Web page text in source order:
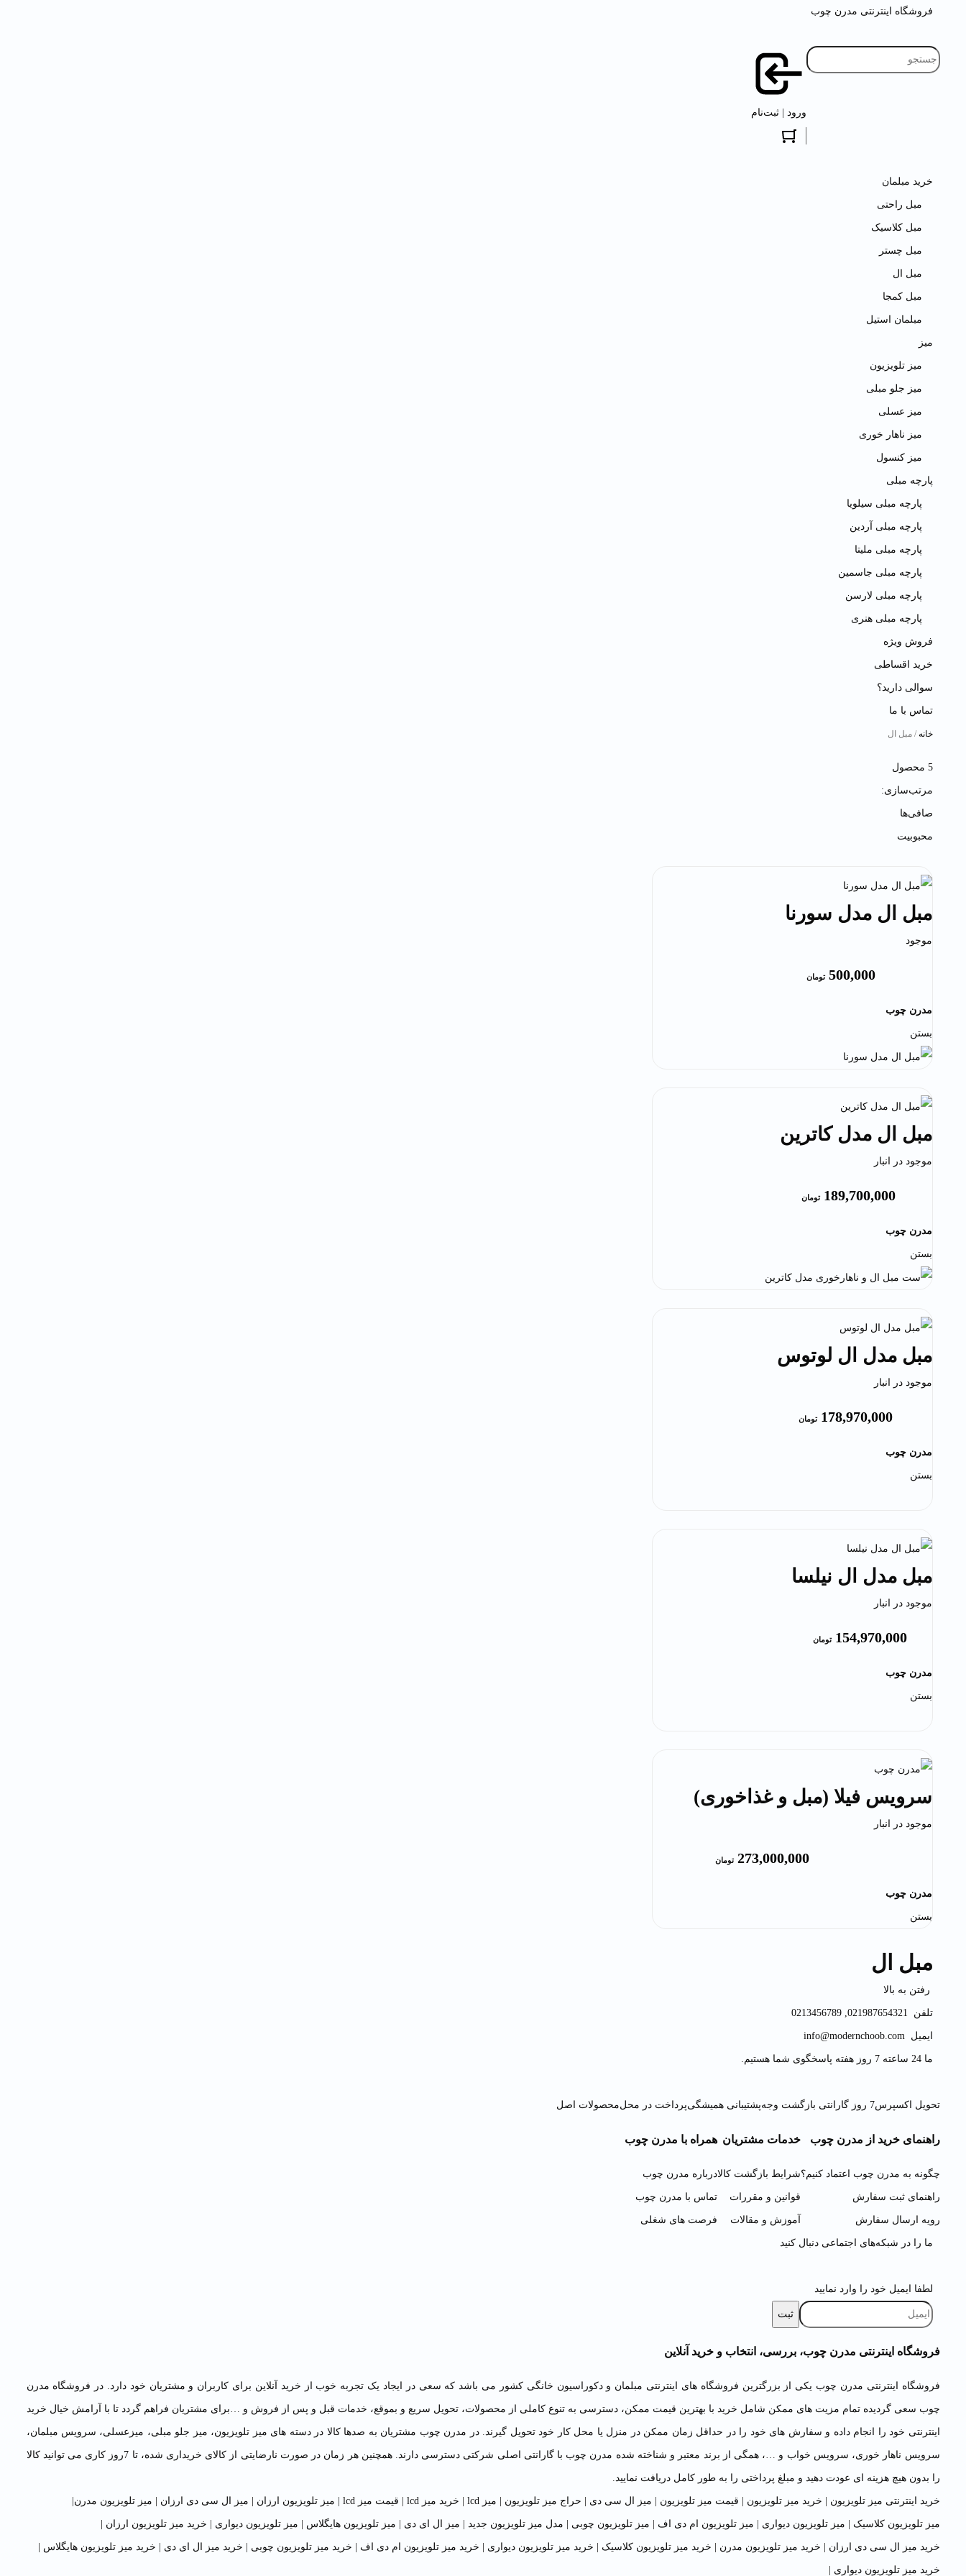
فروشگاه اینترنتی مدرن چوب
ورود | ثبت‌نام
خرید مبلمان
مبل راحتی
مبل کلاسیک
مبل چستر
مبل ال
مبل کمجا
مبلمان استیل
میز
میز تلویزیون
میز جلو مبلی
میز عسلی
میز ناهار خوری
میز کنسول
پارچه مبلی
پارچه مبلی سیلویا
پارچه مبلی آردین
پارچه مبلی ملیتا
پارچه مبلی جاسمین
پارچه مبلی لارسن
پارچه مبلی هنری
فروش ویژه
خرید اقساطی
سوالی دارید؟
تماس با ما
خانه/ مبل ال
5 محصول
مرتب‌سازی:
صافی‌ها
محبوبیت
مبل ال مدل سورنا
موجود
500,000 تومان
مدرن چوب
بستن
مبل ال مدل کاترین
موجود در انبار
189,700,000 تومان
مدرن چوب
بستن
مبل مدل ال لوتوس
موجود در انبار
178,970,000 تومان
مدرن چوب
بستن
مبل مدل ال نیلسا
موجود در انبار
154,970,000 تومان
مدرن چوب
بستن
سرویس فیلا (مبل و غذاخوری)
موجود در انبار
273,000,000 تومان
مدرن چوب
بستن
مبل ال
رفتن به بالا
تلفن 021987654321
,
0213456789
ایمیل info@modernchoob.com
ما 24 ساعته 7 روز هفته پاسخگوی شما هستیم.
تحویل اکسپرس7 روز گارانتی بازگشت وجه پشتیبانی همیشگیپرداخت در محلمحصولات اصل
راهنمای خرید از مدرن چوب
چگونه به مدرن چوب اعتماد کنیم؟
راهنمای ثبت سفارش
رویه ارسال سفارش
خدمات مشتریان
شرایط بازگشت کالا
قوانین و مقررات
آموزش و مقالات
همراه با مدرن چوب
درباره مدرن چوب
تماس با مدرن چوب
فرصت های شغلی
ما را در شبکه‌های اجتماعی دنبال کنید
لطفا ایمیل خود را وارد نمایید
فروشگاه اینترنتی مدرن چوب، بررسی، انتخاب و خرید آنلاین
فروشگاه اینترنتی مدرن چوب یکی از بزرگترین فروشگاه های اینترنتی مبلمان و دکوراسیون خانگی کشور می باشد که سعی در ایجاد یک تجربه خوب از خرید آنلاین برای کاربران و مشتریان خود دارد. در فروشگاه مدرن
چوب سعی گردیده تمام مزیت های ممکن شامل خرید با بهترین قیمت ممکن، دسترسی به تنوع کاملی از محصولات، تحویل سریع و بموقع، خدمات قبل و پس از فروش و …برای مشتریان فراهم گردد تا با آرامش خیال خرید
اینترنتی خود را انجام داده و سفارش های خود را در حداقل زمان ممکن در منزل یا محل کار خود تحویل گیرند. در مدرن چوب مشتریان به صدها کالا در دسته های میز تلویزیون، میز جلو مبلی، میزعسلی، سرویس مبلمان،
سرویس ناهار خوری، سرویس خواب و …، همگی از برند معتبر و شناخته شده مدرن چوب با گارانتی اصلی شرکتی دسترسی دارند. همچنین هر زمان در صورت نارضایتی از کالای خریداری شده، تا 7روز کاری می توانید کالا
را بدون هیچ هزینه ای عودت دهید و مبلغ پرداختی را به طور کامل دریافت نمایید.
خرید اینترنتی میز تلویزیون خرید میز تلویزیون قیمت میز تلویزیون میز ال سی دی حراج میز تلویزیون میز lcd خرید میز lcd قیمت میز lcd میز تلویزیون ارزان میز ال سی دی ارزان میز تلویزیون مدرن
میز تلویزیون کلاسیک میز تلویزیون دیواری میز تلویزیون ام دی اف میز تلویزیون چوبی مدل میز تلویزیون جدید میز ال ای دی میز تلویزیون هایگلاس میز تلویزیون دیواری خرید میز تلویزیون ارزان
خرید میز ال سی دی ارزان خرید میز تلویزیون مدرن خرید میز تلویزیون کلاسیک خرید میز تلویزیون دیواری خرید میز تلویزیون ام دی اف خرید میز تلویزیون چوبی خرید میز ال ای دی خرید میز تلویزیون هایگلاس
خرید میز تلویزیون دیواری